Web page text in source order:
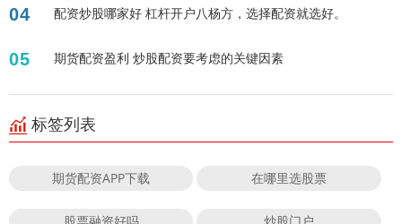
04 配资炒股哪家好 杠杆开户八杨方，选择配资就选好。
05 期货配资盈利 炒股配资要考虑的关键因素
标签列表
期货配资APP下载 在哪里选股票
股票融资好吗 炒股门户